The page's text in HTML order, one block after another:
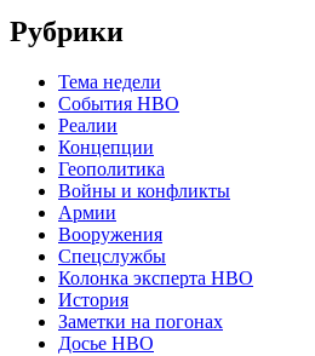
Рубрики
Тема недели
События НВО
Реалии
Концепции
Геополитика
Войны и конфликты
Армии
Вооружения
Спецслужбы
Колонка эксперта НВО
История
Заметки на погонах
Досье НВО